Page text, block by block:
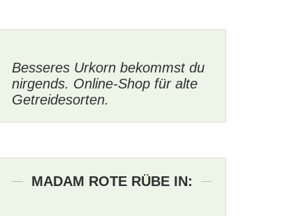
Besseres Urkorn bekommst du
nirgends. Online-Shop für alte
Getreidesorten.
MADAM ROTE RÜBE IN: